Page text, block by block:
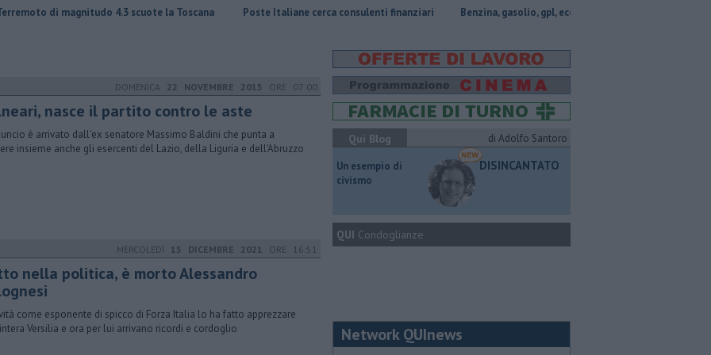
4.3 scuote la Toscana Poste Italiane cerca consulenti finanziari ​Benzina, gasolio, gpl, ecco dove risparmiare
DOMENICA 22 NOVEMBRE 2015 ORE 07:00
nasce il partito contro le aste
è arrivato dall'ex senatore Massimo Baldini che punta a
insieme anche gli esercenti del Lazio, della Liguria e dell'Abruzzo
MERCOLEDÌ 15 DICEMBRE 2021 ORE 16:51
nella politica, è morto Alessandro
come esponente di spicco di Forza Italia lo ha fatto apprezzare
Versilia e ora per lui arrivano ricordi e cordoglio
Qui Blog di Adolfo Santoro
​Un esempio di
civismo
DISINCANTATO
QUI Condoglianze
Network QUInews